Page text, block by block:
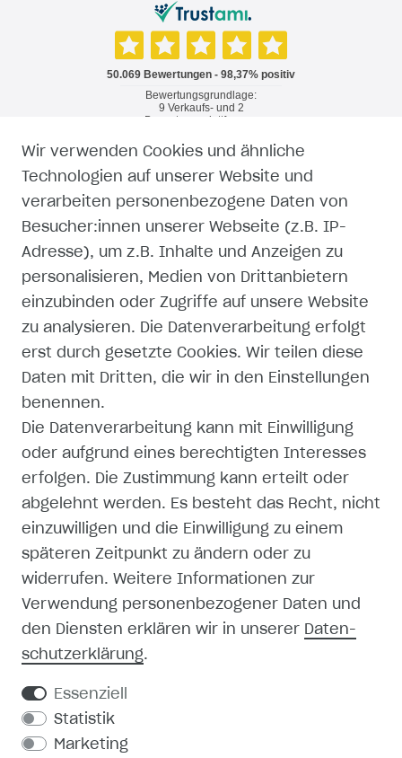
RECHTLICHES
WIDERRUFSRECHT
WIDERRUFSFORMULAR
IMPRESSUM
DATENSCHUTZERKLÄRUNG
AGB
ZAHLUNG UND VERSAND
SHOP
MEIN KONTO
REGISTRIEREN
KONTAKT
Wir verwenden Cookies und ähnliche
Technologien auf unserer Website und
verarbeiten personenbezogene Daten von
Besucher:innen unserer Webseite (z.B. IP-
Adresse), um z.B. Inhalte und Anzeigen zu
personalisieren, Medien von Drittanbietern
einzubinden oder Zugriffe auf unsere Website
zu analysieren. Die Datenverarbeitung erfolgt
erst durch gesetzte Cookies. Wir teilen diese
Daten mit Dritten, die wir in den Einstellungen
benennen.
Die Datenverarbeitung kann mit Einwilligung
oder aufgrund eines berechtigten Interesses
erfolgen. Die Zustimmung kann erteilt oder
abgelehnt werden. Es besteht das Recht, nicht
einzuwilligen und die Einwilligung zu einem
späteren Zeitpunkt zu ändern oder zu
widerrufen. Weitere Informationen zur
Verwendung personenbezogener Daten und
den Diensten erklären wir in unserer Daten­
schutz­erklärung.
Essenziell
Statistik
Marketing